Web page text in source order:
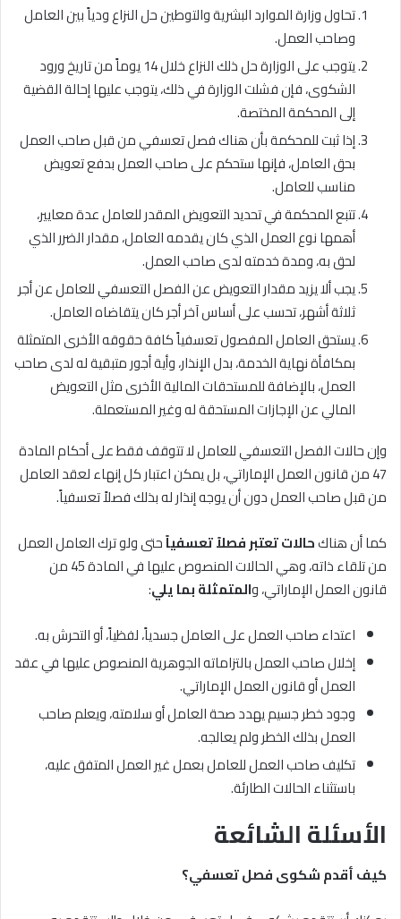
تحاول وزارة الموارد البشرية والتوطين حل النزاع ودياً بين العامل
وصاحب العمل.
يتوجب على الوزارة حل ذلك النزاع خلال 14 يوماً من تاريخ ورود
الشكوى، فإن فشلت الوزارة في ذلك، يتوجب عليها إحالة القضية
إلى المحكمة المختصة.
إذا ثبت للمحكمة بأن هناك فصل تعسفي من قبل صاحب العمل
بحق العامل، فإنها ستحكم على صاحب العمل بدفع تعويض
مناسب للعامل.
تتبع المحكمة في تحديد التعويض المقدر للعامل عدة معايير،
أهمها نوع العمل الذي كان يقدمه العامل، مقدار الضرر الذي
لحق به، ومدة خدمته لدى صاحب العمل.
يجب ألا يزيد مقدار التعويض عن الفصل التعسفي للعامل عن أجر
ثلاثة أشهر، تحسب على أساس آخر أجر كان يتقاضاه العامل.
يستحق العامل المفصول تعسفياً كافة حقوقه الأخرى المتمثلة
بمكافأة نهاية الخدمة، بدل الإنذار، وأية أجور متبقية له لدى صاحب
العمل، بالإضافة للمستحقات المالية الأخرى مثل التعويض
المالي عن الإجازات المستحقة له وغير المستعملة.
وإن حالات الفصل التعسفي للعامل لا تتوقف فقط على أحكام المادة
47 من قانون العمل الإماراتي، بل يمكن اعتبار كل إنهاء لعقد العامل
من قبل صاحب العمل دون أن يوجه إنذار له بذلك فصلاً تعسفياً.
كما أن هناكحالات تعتبر فصلاً تعسفياًحتى ولو ترك العامل العمل
من تلقاء ذاته، وهي الحالات المنصوص عليها في المادة 45 من
قانون العمل الإماراتي، والمتمثلة بما يلي:
اعتداء صاحب العمل على العامل جسدياً، لفظياً، أو التحرش به.
إخلال صاحب العمل بالتزاماته الجوهرية المنصوص عليها في عقد
العمل أو قانون العمل الإماراتي.
وجود خطر جسيم يهدد صحة العامل أو سلامته، ويعلم صاحب
العمل بذلك الخطر ولم يعالجه.
تكليف صاحب العمل للعامل بعمل غير العمل المتفق عليه،
باستثناء الحالات الطارئة.
الأسئلة الشائعة
كيف أقدم شكوى فصل تعسفي؟